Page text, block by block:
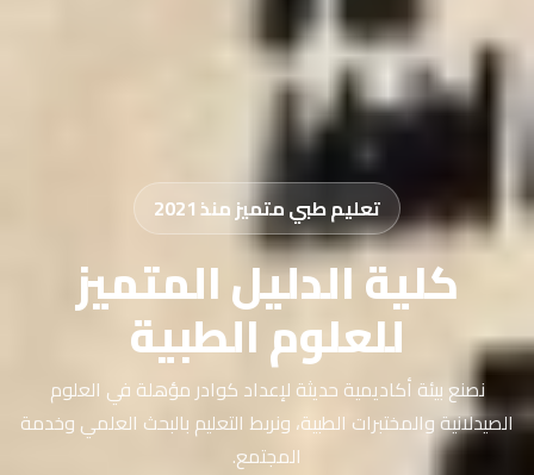
تعليم طبي متميز منذ 2021
كلية الدليل المتميز
للعلوم الطبية
نصنع بيئة أكاديمية حديثة لإعداد كوادر مؤهلة في العلوم
الصيدلانية والمختبرات الطبية، ونربط التعليم بالبحث العلمي وخدمة
المجتمع.